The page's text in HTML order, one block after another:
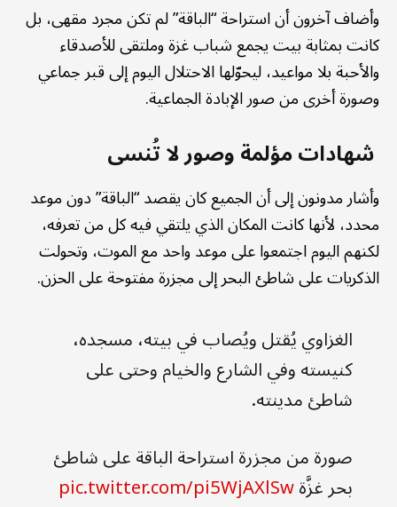
وأضاف آخرون أن استراحة “الباقة” لم تكن مجرد مقهى، بل
كانت بمثابة بيت يجمع شباب غزة وملتقى للأصدقاء
والأحبة بلا مواعيد، ليحوّلها الاحتلال اليوم إلى قبر جماعي
وصورة أخرى من صور الإبادة الجماعية.
شهادات مؤلمة وصور لا تُنسى
وأشار مدونون إلى أن الجميع كان يقصد “الباقة” دون موعد
محدد، لأنها كانت المكان الذي يلتقي فيه كل من تعرفه،
لكنهم اليوم اجتمعوا على موعد واحد مع الموت، وتحولت
الذكريات على شاطئ البحر إلى مجزرة مفتوحة على الحزن.
الغزاوي يُقتل ويُصاب في بيته، مسجده،
كنيسته وفي الشارع والخيام وحتى على
شاطئ مدينته.
صورة من مجزرة استراحة الباقة على شاطئ
بحر غزَّةpic.twitter.com/pi5WjAXlSw